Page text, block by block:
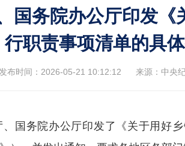
国务院办公厅印发《
行职责事项清单的具体
发布时间：2026-05-21 10:12:12 来源：中央
国务院办公厅印发了《关于用好